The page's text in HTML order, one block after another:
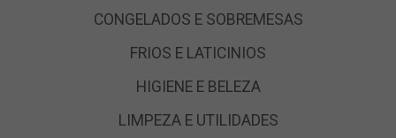
CONGELADOS E SOBREMESAS
FRIOS E LATICINIOS
HIGIENE E BELEZA
LIMPEZA E UTILIDADES